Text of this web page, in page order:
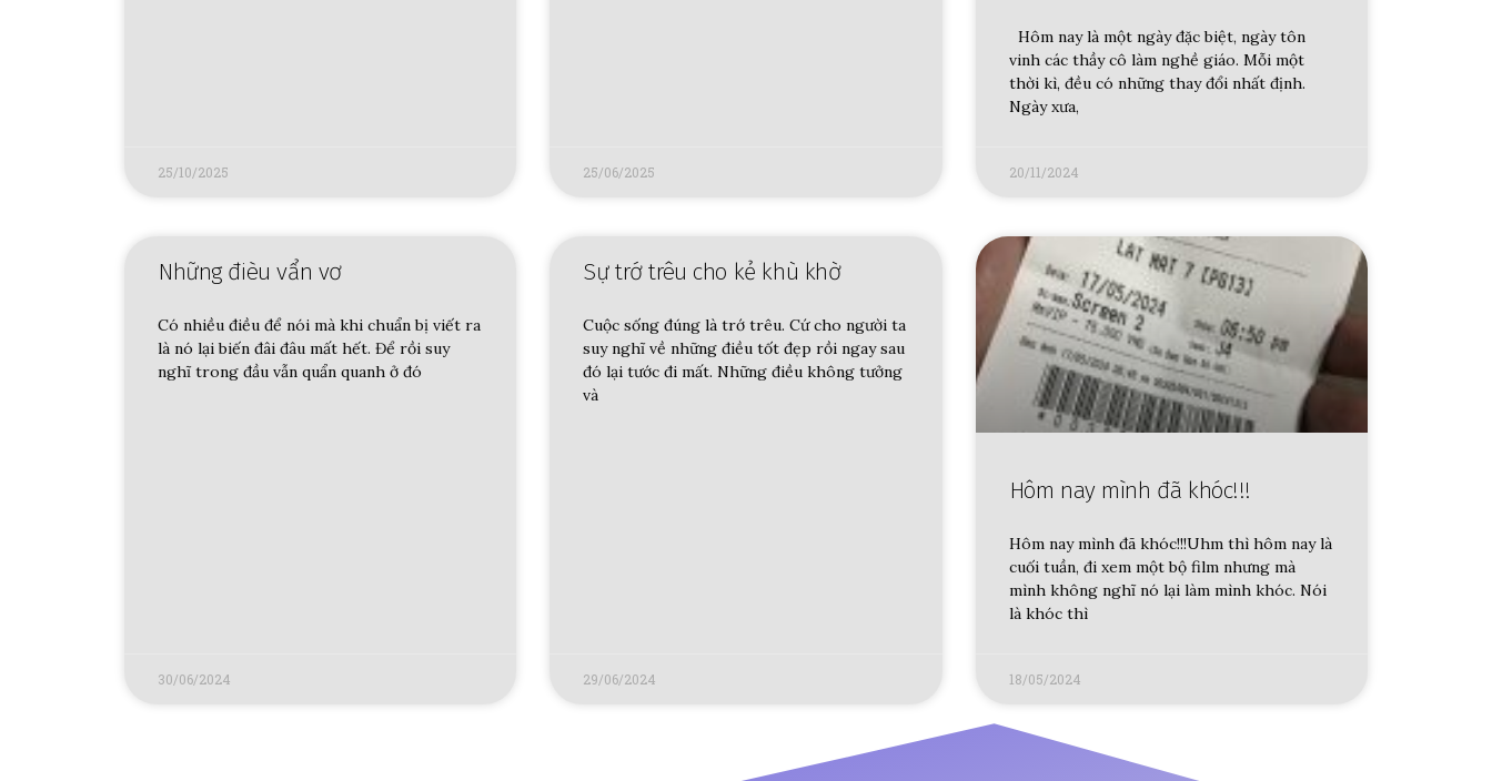
25/10/2025 25/06/2025
Hôm nay là một ngày đặc biệt, ngày tôn
vinh các thầy cô làm nghề giáo. Mỗi một
thời kì, đều có những thay đổi nhất định.
Ngày xưa,
20/11/2024
Những đièu vẩn vơ
Có nhiều điều để nói mà khi chuẩn bị viết ra
là nó lại biến đâi đâu mất hết. Để rồi suy
nghĩ trong đầu vẫn quẩn quanh ở đó
30/06/2024
Sự trớ trêu cho kẻ khù khờ
Cuộc sống đúng là trớ trêu. Cứ cho người ta
suy nghĩ về những điều tốt đẹp rồi ngay sau
đó lại tước đi mất. Những điều không tưởng
và
29/06/2024
Hôm nay mình đã khóc!!!
Hôm nay mình đã khóc!!!Uhm thì hôm nay là
cuối tuần, đi xem một bộ film nhưng mà
mình không nghĩ nó lại làm mình khóc. Nói
là khóc thì
18/05/2024